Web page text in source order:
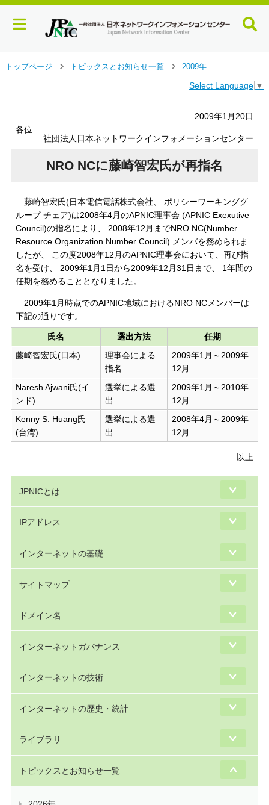
トップページ
トピックスとお知らせ一覧
2009年
Select Language ▼
2009年1月20日
各位
社団法人日本ネットワークインフォメーションセンター
NRO NCに藤崎智宏氏が再指名
藤崎智宏氏(日本電信電話株式会社、 ポリシーワーキンググ
ループ チェア)は2008年4月のAPNIC理事会 (APNIC Exexutive
Council)の指名により、 2008年12月までNRO NC(Number
Resource Organization Number Council) メンバを務められま
したが、 この度2008年12月のAPNIC理事会において、再び指
名を受け、 2009年1月1日から2009年12月31日まで、 1年間の
任期を務めることとなりました。
2009年1月時点でのAPNIC地域におけるNRO NCメンバーは
下記の通りです。
氏名 選出方法
任期
藤崎智宏氏(日本)
理事会による
指名
2009年1月～2009年
12月
Naresh Ajwani氏(イ
ンド)
選挙による選
出
2009年1月～2010年
12月
Kenny S. Huang氏
(台湾)
選挙による選
出
2008年4月～2009年
12月
以上
JPNICとは
IPアドレス
インターネットの基礎
サイトマップ
ドメイン名
インターネットガバナンス
インターネットの技術
インターネットの歴史・統計
ライブラリ
トピックスとお知らせ一覧